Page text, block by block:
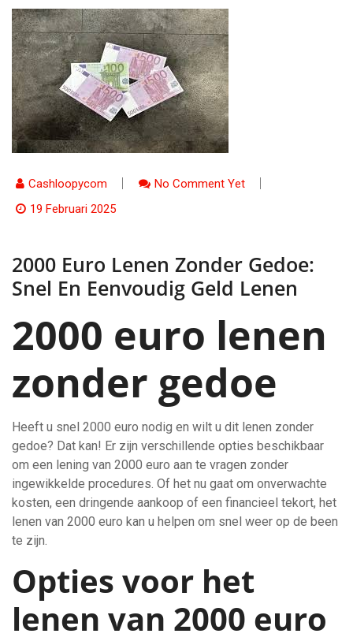
Cashloopycom
No Comment Yet
19 Februari 2025
2000 Euro Lenen Zonder Gedoe:
Snel En Eenvoudig Geld Lenen
2000 euro lenen
zonder gedoe
Heeft u snel 2000 euro nodig en wilt u dit lenen zonder
gedoe? Dat kan! Er zijn verschillende opties beschikbaar
om een lening van 2000 euro aan te vragen zonder
ingewikkelde procedures. Of het nu gaat om onverwachte
kosten, een dringende aankoop of een financieel tekort, het
lenen van 2000 euro kan u helpen om snel weer op de been
te zijn.
Opties voor het
lenen van 2000 euro